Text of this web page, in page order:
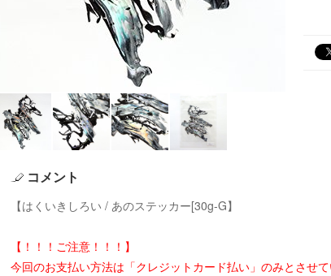
コメント
【はくいきしろい / あのステッカー[30g-G】
【！！！ご注意！！！】
今回のお支払い方法は「クレジットカード払い」のみとさせて